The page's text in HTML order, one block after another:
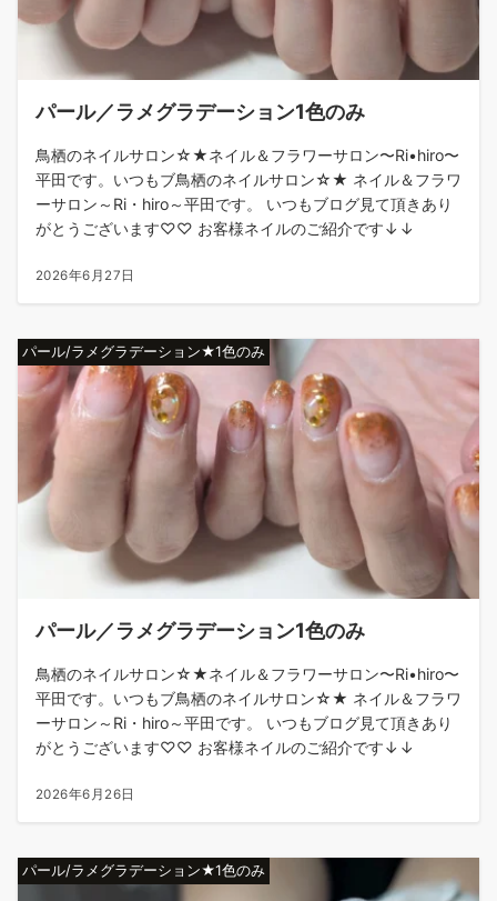
パール／ラメグラデーション1色のみ
鳥栖のネイルサロン☆★ネイル＆フラワーサロン〜Ri•hiro〜
平田です。いつもブ鳥栖のネイルサロン☆★ ネイル＆フラワ
ーサロン～Ri・hiro～平田です。 いつもブログ見て頂きあり
がとうございます♡♡ お客様ネイルのご紹介です↓↓
2026年6月27日
パール/ラメグラデーション★1色のみ
パール／ラメグラデーション1色のみ
鳥栖のネイルサロン☆★ネイル＆フラワーサロン〜Ri•hiro〜
平田です。いつもブ鳥栖のネイルサロン☆★ ネイル＆フラワ
ーサロン～Ri・hiro～平田です。 いつもブログ見て頂きあり
がとうございます♡♡ お客様ネイルのご紹介です↓↓
2026年6月26日
パール/ラメグラデーション★1色のみ